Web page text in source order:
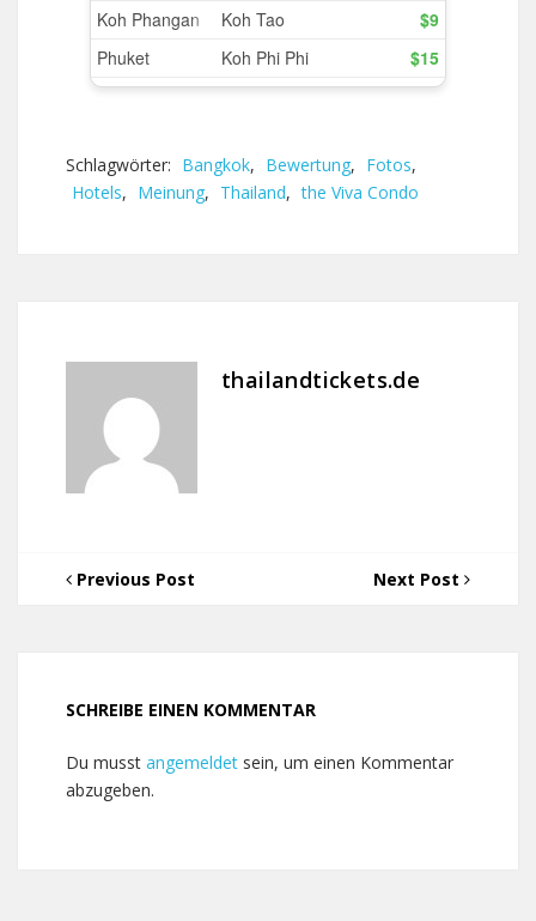
Schlagwörter: Bangkok, Bewertung, Fotos,
Hotels, Meinung, Thailand, the Viva Condo
thailandtickets.de
Previous Post Next Post
SCHREIBE EINEN KOMMENTAR
Du musst angemeldet sein, um einen Kommentar
abzugeben.